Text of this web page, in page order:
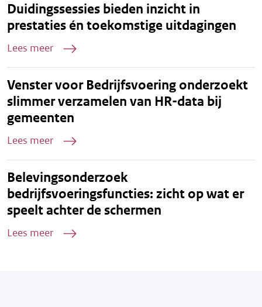
Duidingssessies bieden inzicht in
prestaties én toekomstige uitdagingen
Lees meer
Venster voor Bedrijfsvoering onderzoekt
slimmer verzamelen van HR-data bij
gemeenten
Lees meer
Belevingsonderzoek
bedrijfsvoeringsfuncties: zicht op wat er
speelt achter de schermen
Lees meer